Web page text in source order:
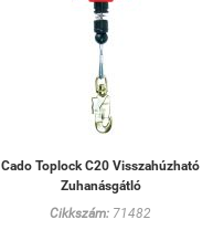
Cado Toplock C20 Visszahúzható
Zuhanásgátló
Cikkszám: 71482